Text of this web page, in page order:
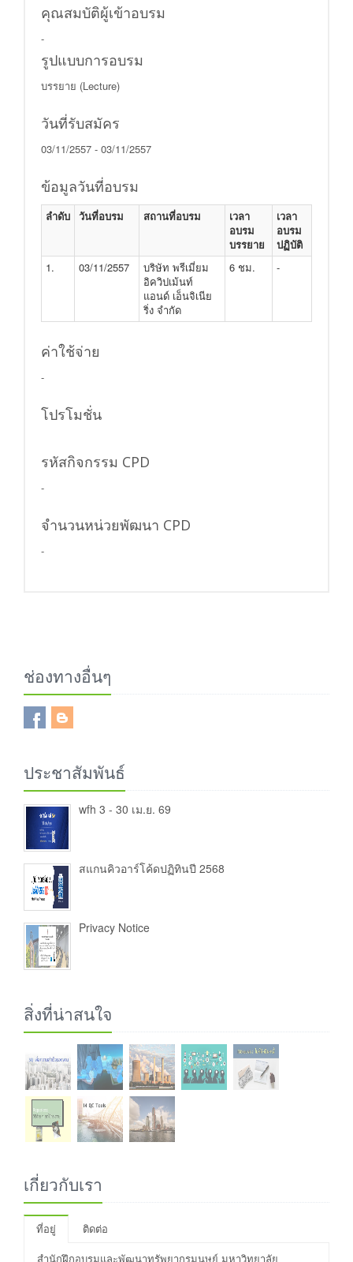
คุณสมบัติผู้เข้าอบรม
-
รูปแบบการอบรม
บรรยาย (Lecture)
วันที่รับสมัคร
03/11/2557 - 03/11/2557
ข้อมูลวันที่อบรม
ลำดับ วันที่อบรม สถานที่อบรม
เวลา
อบรม
บรรยาย
เวลา
อบรม
ปฏิบัติ
1.
03/11/2557
บริษัท พรีเมี่ยม
อิควิปเม้นท์
แอนด์ เอ็นจิเนีย
ริ่ง จำกัด
6 ชม. -
ค่าใช้จ่าย
-
โปรโมชั่น
รหัสกิจกรรม CPD
-
จำนวนหน่วยพัฒนา CPD
-
ช่องทางอื่นๆ
ประชาสัมพันธ์
wfh 3 - 30 เม.ย. 69
สแกนคิวอาร์โค้ดปฏิทินปี 2568
Privacy Notice
สิ่งที่น่าสนใจ
เกี่ยวกับเรา
ที่อยู่
ติดต่อ
สำนักฝึกอบรมและพัฒนาทรัพยากรมนุษย์ มหาวิทยาลัย